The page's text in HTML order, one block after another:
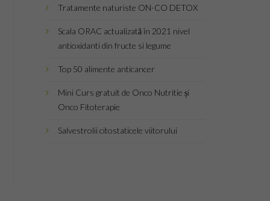
Tratamente naturiste ON-CO DETOX
Scala ORAC actualizată în 2021 nivel
antioxidanti din fructe si legume
Top 50 alimente anticancer
Mini Curs gratuit de Onco Nutritie și
Onco Fitoterapie
Salvestrolii citostaticele viitorului